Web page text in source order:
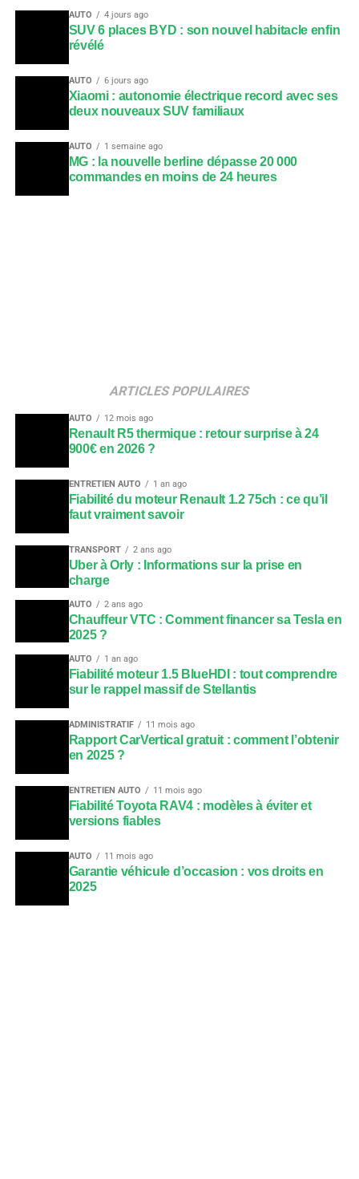
AUTO 4 jours ago
SUV 6 places BYD : son nouvel habitacle enfin
révélé
AUTO 6 jours ago
Xiaomi : autonomie électrique record avec ses
deux nouveaux SUV familiaux
AUTO 1 semaine ago
MG : la nouvelle berline dépasse 20 000
commandes en moins de 24 heures
ARTICLES POPULAIRES
AUTO 12 mois ago
Renault R5 thermique : retour surprise à 24
900€ en 2026 ?
ENTRETIEN AUTO 1 an ago
Fiabilité du moteur Renault 1.2 75ch : ce qu’il
faut vraiment savoir
TRANSPORT 2 ans ago
Uber à Orly : Informations sur la prise en
charge
AUTO 2 ans ago
Chauffeur VTC : Comment financer sa Tesla en
2025 ?
AUTO 1 an ago
Fiabilité moteur 1.5 BlueHDI : tout comprendre
sur le rappel massif de Stellantis
ADMINISTRATIF 11 mois ago
Rapport CarVertical gratuit : comment l’obtenir
en 2025 ?
ENTRETIEN AUTO 11 mois ago
Fiabilité Toyota RAV4 : modèles à éviter et
versions fiables
AUTO 11 mois ago
Garantie véhicule d’occasion : vos droits en
2025